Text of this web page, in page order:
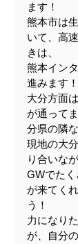
ます！
熊本市は
いて、高
きは、
熊本イン
進みます！
大分方面
が通って
分県の隣な
現地の大
り合いな
GWでた
が来てく
う！
力になり
が、自分